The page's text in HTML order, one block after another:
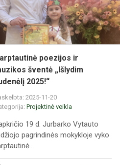
poezijos ir
šventė „Išlydim
2025!“
2025-11-20
Projektinė veikla
19 d. Jurbarko Vytauto
pagrindinės mokykloje vyko